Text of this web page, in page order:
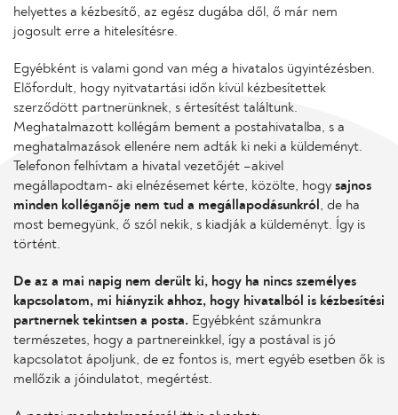
helyettes a kézbesítő, az egész dugába dől, ő már nem
jogosult erre a hitelesítésre.
Egyébként is valami gond van még a hivatalos ügyintézésben.
Előfordult, hogy nyitvatartási időn kívül kézbesítettek
szerződött partnerünknek, s értesítést találtunk.
Meghatalmazott kollégám bement a postahivatalba, s a
meghatalmazások ellenére nem adták ki neki a küldeményt.
Telefonon felhívtam a hivatal vezetőjét –akivel
megállapodtam- aki elnézésemet kérte, közölte, hogy sajnos
minden kolléganője nem tud a megállapodásunkról
, de ha
most bemegyünk, ő szól nekik, s kiadják a küldeményt. Így is
történt.
De az a mai napig nem derült ki, hogy ha nincs személyes
kapcsolatom, mi hiányzik ahhoz, hogy hivatalból is kézbesítési
partnernek tekintsen a posta. Egyébként számunkra
természetes, hogy a partnereinkkel, így a postával is jó
kapcsolatot ápoljunk, de ez fontos is, mert egyéb esetben ők is
mellőzik a jóindulatot, megértést.